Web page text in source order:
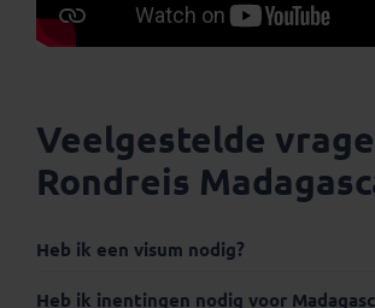
Veelgestelde
Rondreis
Heb ik een visum nodig?
Internationaal paspoort:
Heb ik inentingen nodig voor